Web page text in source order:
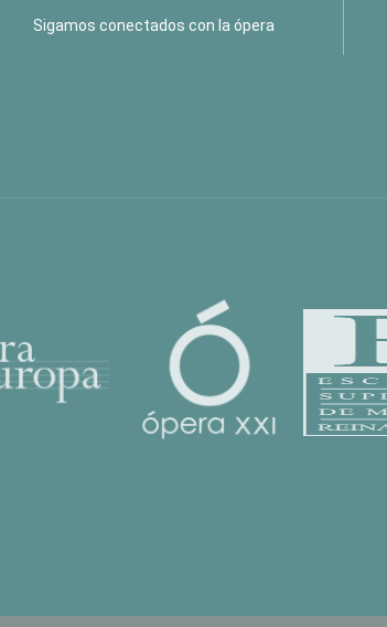
Sigamos conectados con la ópera